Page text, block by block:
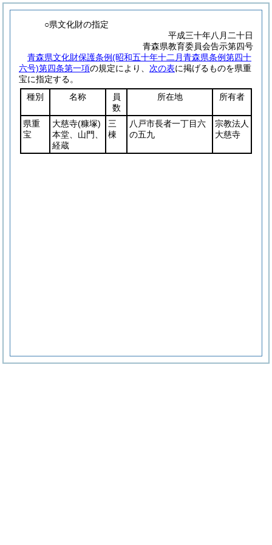
○県文化財の指定
平成三十年八月二十日
青森県教育委員会告示第四号
青森県文化財保護条例(昭和五十年十二月青森県条例第四十
六号)第四条第一項の規定により、 次の表に掲げるものを県重
宝に指定する。
種別
名称
員
数
所在地 所有者
県重
宝
大慈寺(糠塚)
本堂、山門、
経蔵
三
棟
八戸市長者一丁目六
の五九
宗教法人
大慈寺